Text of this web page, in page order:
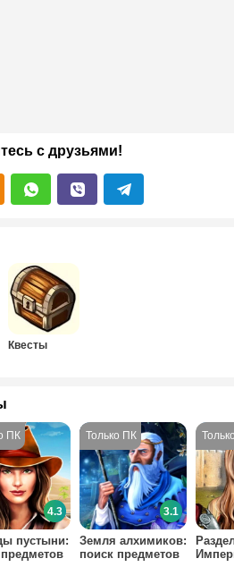
с друзьями!
Квесты
пустыни:
4.3
Земля алхимиков:
поиск предметов
3.1